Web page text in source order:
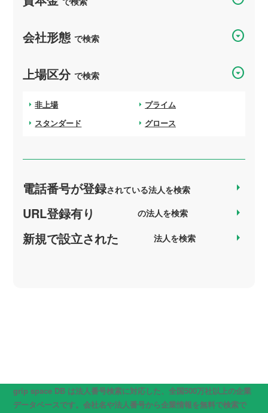
会社形態で検索 arrow_drop_down_circle
上場区分で検索 arrow_drop_down_circle
非上場
arrow_right プライム
arrow_right
スタンダード
arrow_right グロース
arrow_right
電話番号が登録されている法人を検索 arrow_right
URL登録有り の法人を検索 arrow_right
新規で設立された 法人を検索 arrow_right
grip space DB は法人番号検索に対応した、全国500万社以上の企業
データベースです。会社名や法人番号から企業情報を無料で検索で